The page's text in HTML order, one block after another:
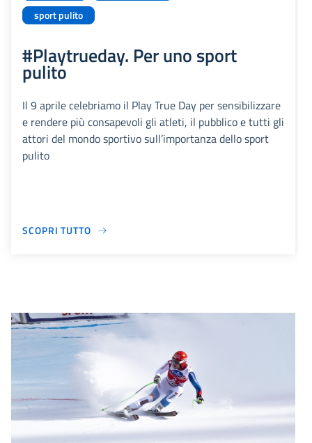
sport pulito
#Playtrueday. Per uno sport
pulito
Il 9 aprile celebriamo il Play True Day per sensibilizzare
e rendere più consapevoli gli atleti, il pubblico e tutti gli
attori del mondo sportivo sull’importanza dello sport
pulito
SCOPRI TUTTO